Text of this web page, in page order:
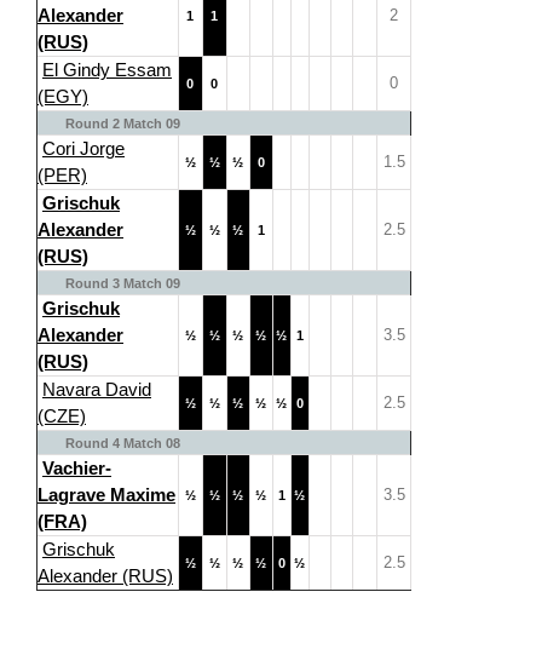
Alexander
(RUS)
1 1 2
El Gindy Essam
(EGY)
0 0 0
Round 2 Match 09
Cori Jorge
(PER)
½ ½ ½ 0 1.5
Grischuk
Alexander
(RUS)
½ ½ ½ 1 2.5
Round 3 Match 09
Grischuk
Alexander
(RUS)
½ ½ ½ ½ ½ 1 3.5
Navara David
(CZE)
½ ½ ½ ½ ½ 0 2.5
Round 4 Match 08
Vachier-
Lagrave Maxime
(FRA)
½ ½ ½ ½ 1 ½ 3.5
Grischuk
Alexander (RUS)
½ ½ ½ ½ 0 ½ 2.5